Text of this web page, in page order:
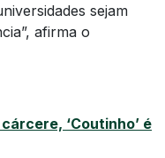
sejam
afirma o
‘Coutinho’ é